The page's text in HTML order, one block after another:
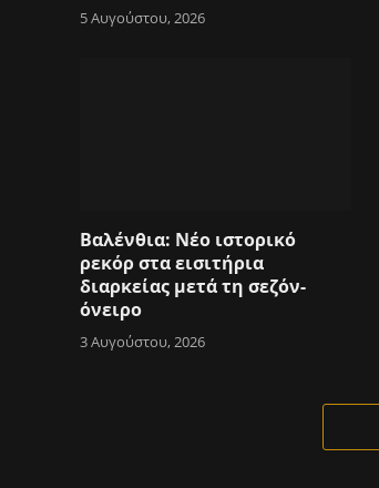
5 Αυγούστου, 2026
Βαλένθια: Νέο ιστορικό
ρεκόρ στα εισιτήρια
διαρκείας μετά τη σεζόν-
όνειρο
3 Αυγούστου, 2026